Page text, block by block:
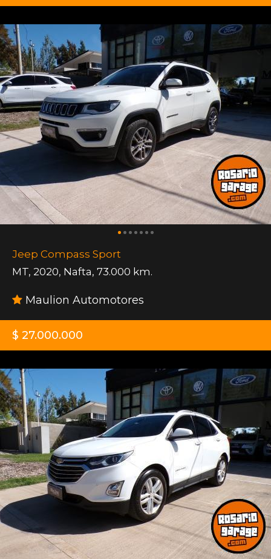
Jeep Compass Sport
MT, 2020, Nafta, 73.000 km.
Maulion Automotores
$ 27.000.000